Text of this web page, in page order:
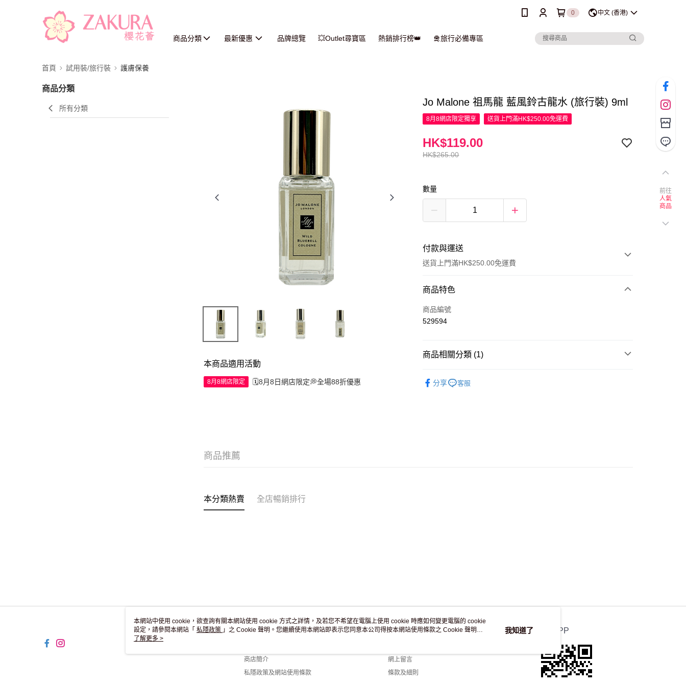
0 中文 (香港)
商品分類 最新優惠 品牌總覽 💥Outlet尋寶區 熱銷排行榜👑 🛅旅行必備專區
首頁 試用裝/旅行裝 護膚保養
商品分類
所有分類
本商品適用活動
8月8網店限定 🗓️8月8日網店限定💭全場88折優惠
Jo Malone 祖馬龍 藍風鈴古龍水 (旅行裝) 9ml
8月8網店限定獨享 送貨上門滿HK$250.00免運費
HK$265.00
HK$119.00
數量
付款與運送
送貨上門滿HK$250.00免運費
付款方式
信用卡
商品特色
商品編號
529594
商品相關分類 (1)
分享
客服
商品推薦
本分類熱賣 全店暢銷排行
關於我們
商店簡介
私隱政策及網站使用條款
客戶服務
網上留言
條款及細則
官方APP
前往
人氣
商品
本網站中使用 cookie，欲查詢有關本網站使用 cookie 方式之詳情，及若您不希望在電腦上使用 cookie 時應如何變更電腦的 cookie
設定，請參閱本網站「 私隱政策 」之 Cookie 聲明。您繼續使用本網站即表示您同意本公司得按本網站使用條款之 Cookie 聲明使
用 cookie。
了解更多 >
我知道了